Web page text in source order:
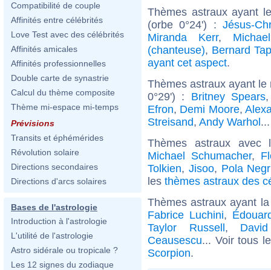
Compatibilité de couple
Affinités entre célébrités
Love Test avec des célébrités
Affinités amicales
Affinités professionnelles
Double carte de synastrie
Calcul du thème composite
Thème mi-espace mi-temps
Prévisions
Transits et éphémérides
Révolution solaire
Directions secondaires
Directions d'arcs solaires
Bases de l'astrologie
Introduction à l'astrologie
L'utilité de l'astrologie
Astro sidérale ou tropicale ?
Les 12 signes du zodiaque
Thèmes astraux ayant
(orbe 0°24') : Jésus-
Miranda Kerr,
(chanteuse), Bernard
ayant cet aspect.
Thèmes astraux ayant
0°29') : Britney Spears
Efron, Demi Moore,
Streisand, Andy Warhol
Thèmes astraux
Michael Schumacher,
Tolkien, Jisoo, Pola
les thèmes astraux des
Thèmes astraux ayant
Fabrice Luchini,
Taylor Russell,
Ceausescu... Voir tous
Scorpion.